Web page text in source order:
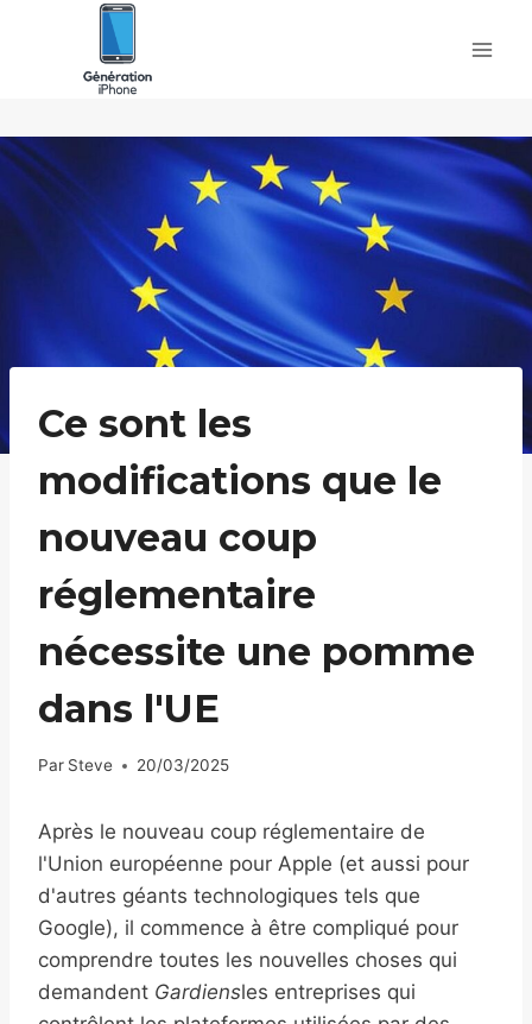
Ce sont les
modifications que le
nouveau coup
réglementaire
nécessite une pomme
dans l'UE
Par Steve 20/03/2025
Après le nouveau coup réglementaire de
l'Union européenne pour Apple (et aussi pour
d'autres géants technologiques tels que
Google), il commence à être compliqué pour
comprendre toutes les nouvelles choses qui
demandent Gardiensles entreprises qui